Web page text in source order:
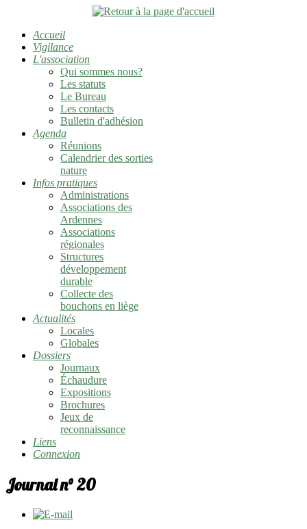
Accueil
Vigilance
L'association
Qui sommes nous?
Les statuts
Le Bureau
Les contacts
Bulletin d'adhésion
Agenda
Réunions
Calendrier des sorties
nature
Infos pratiques
Administrations
Associations des
Ardennes
Associations
régionales
Structures
développement
durable
Collecte des
bouchons en liège
Actualités
Locales
Globales
Dossiers
Journaux
Échaudure
Expositions
Brochures
Jeux de
reconnaissance
Liens
Connexion
Journal n° 20